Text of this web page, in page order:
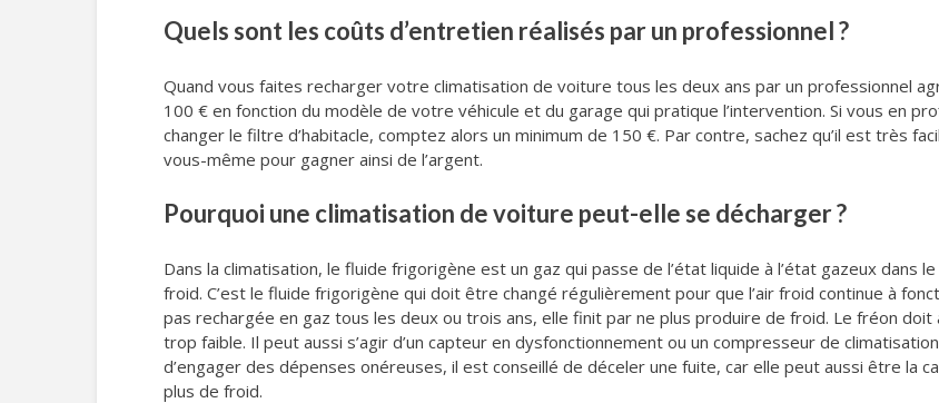
Quels sont les coûts d’entretien réalisés par un professionnel ?
Quand vous faites recharger votre climatisation de voiture tous les deux ans par un professionnel
100 € en fonction du modèle de votre véhicule et du garage qui pratique l’intervention. Si vous en
changer le filtre d’habitacle, comptez alors un minimum de 150 €. Par contre, sachez qu’il est très
vous-même pour gagner ainsi de l’argent.
Pourquoi une climatisation de voiture peut-elle se décharger ?
Dans la climatisation, le fluide frigorigène est un gaz qui passe de l’état liquide à l’état gazeux
froid. C’est le fluide frigorigène qui doit être changé régulièrement pour que l’air froid continue à
pas rechargée en gaz tous les deux ou trois ans, elle finit par ne plus produire de froid. Le fréon
trop faible. Il peut aussi s’agir d’un capteur en dysfonctionnement ou un compresseur de
d’engager des dépenses onéreuses, il est conseillé de déceler une fuite, car elle peut aussi être la
plus de froid.